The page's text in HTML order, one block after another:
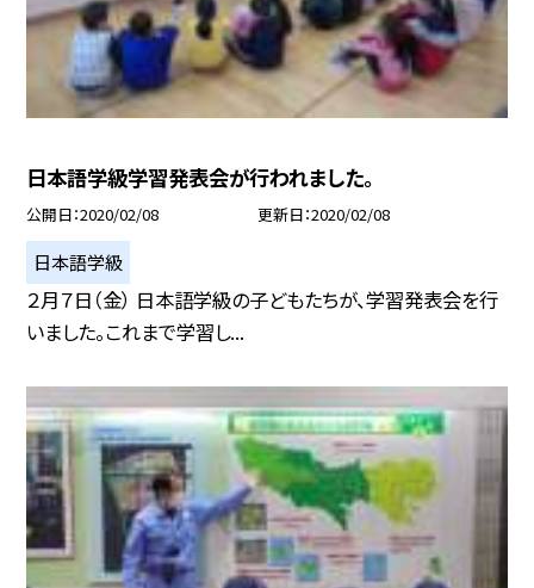
日本語学級学習発表会が行われました。
公開日 2020/02/08 更新日 2020/02/08
日本語学級
２月７日（金） 日本語学級の子どもたちが、学習発表会を行
いました。これまで学習し...